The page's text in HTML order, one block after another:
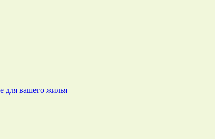
для вашего жилья